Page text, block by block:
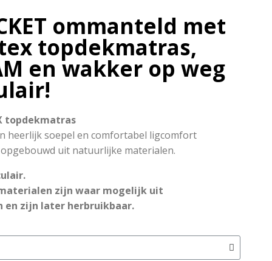
ommanteld met
topdekmatras,
en wakker op weg
topdekmatras
heerlijk soepel en comfortabel ligcomfort
uit natuurlijke materialen.
zijn waar mogelijk uit
en zijn later herbruikbaar.